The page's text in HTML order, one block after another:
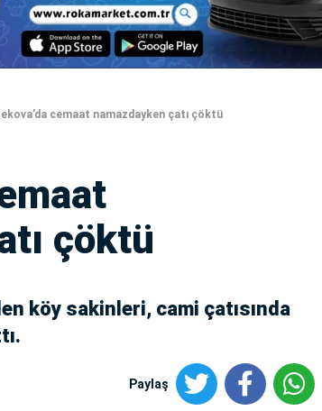
cemaat namazdayken çatı çöktü
çöktü
köy sakinleri, cami çatısında
Paylaş